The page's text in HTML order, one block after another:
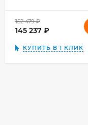
152 479
145 237
КУПИТЬ В 1 КЛИК